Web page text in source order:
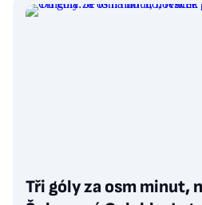
Tři góly za osm minut,